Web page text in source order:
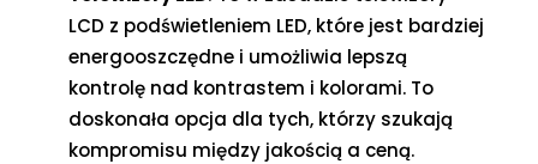
LCD z podświetleniem LED, które jest bardziej
energooszczędne i umożliwia lepszą
kontrolę nad kontrastem i kolorami. To
doskonała opcja dla tych, którzy szukają
kompromisu między jakością a ceną.